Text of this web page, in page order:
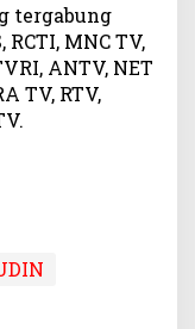
tergabung
MNC TV,
ANTV, NET
TV, RTV,